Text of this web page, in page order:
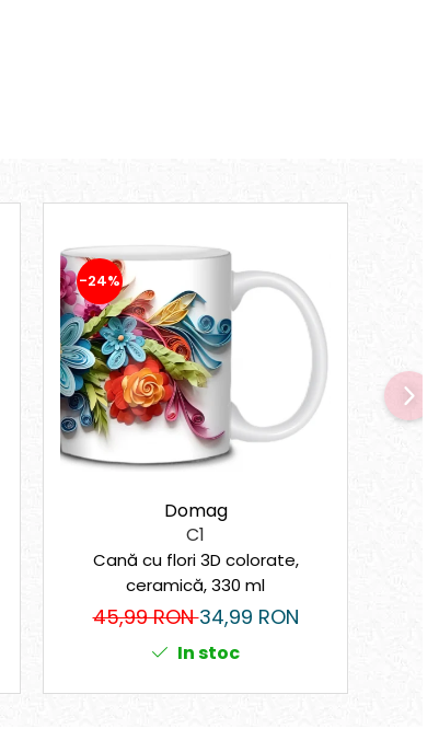
-24%
Domag
C1
Cană cu flori 3D colorate,
ceramică, 330 ml
45,99 RON34,99 RON
In stoc
-